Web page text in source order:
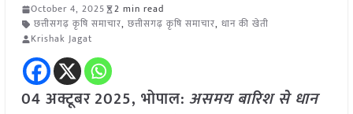
October 4, 2025
2 min read
छत्तीसगढ़ कृषि समाचार, छत्तीसगढ़ कृषि समाचार, धान की खेती
Krishak Jagat
04 अक्टूबर2025, भोपाल: असमय बारिश से धान